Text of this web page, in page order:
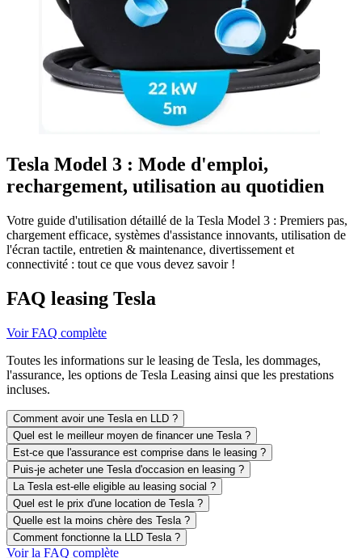
Tesla Model 3 : Mode d'emploi,
rechargement, utilisation au quotidien
Votre guide d'utilisation détaillé de la Tesla Model 3 : Premiers pas,
chargement efficace, systèmes d'assistance innovants, utilisation de
l'écran tactile, entretien & maintenance, divertissement et
connectivité : tout ce que vous devez savoir !
FAQ leasing Tesla
Voir FAQ complète
Toutes les informations sur le leasing de Tesla, les dommages,
l'assurance, les options de Tesla Leasing ainsi que les prestations
incluses.
Comment avoir une Tesla en LLD ?
Quel est le meilleur moyen de financer une Tesla ?
Est-ce que l'assurance est comprise dans le leasing ?
Puis-je acheter une Tesla d'occasion en leasing ?
La Tesla est-elle eligible au leasing social ?
Quel est le prix d'une location de Tesla ?
Quelle est la moins chère des Tesla ?
Comment fonctionne la LLD Tesla ?
Voir la FAQ complète